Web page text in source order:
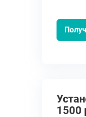
1500